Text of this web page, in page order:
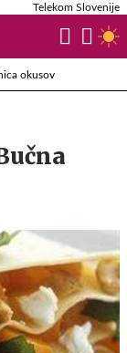
okusov
Telekom Slovenije